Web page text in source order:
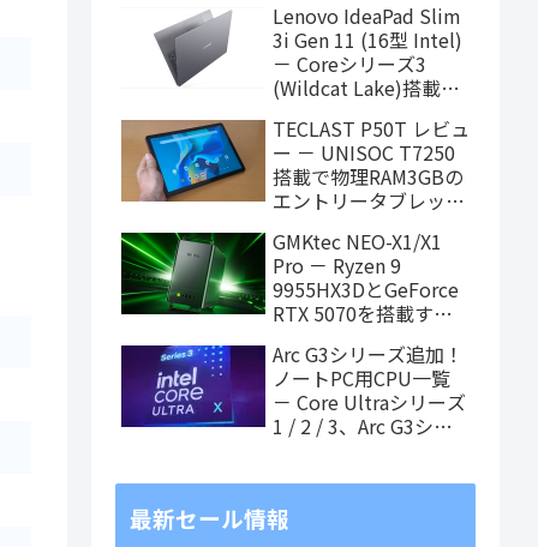
ィング中
Lenovo IdeaPad Slim
3i Gen 11 (16型 Intel)
－ Coreシリーズ3
(Wildcat Lake)搭載の
ノート
TECLAST P50T レビュ
ー － UNISOC T7250
搭載で物理RAM3GBの
エントリータブレッ
らアリ
GMKtec NEO-X1/X1
Pro － Ryzen 9
9955HX3DとGeForce
RTX 5070を搭載する
Desktop)」PCが近日
発売
Arc G3シリーズ追加！
ノートPC用CPU一覧
－ Core Ultraシリーズ
1 / 2 / 3、Arc G3シリ
最新セール情報